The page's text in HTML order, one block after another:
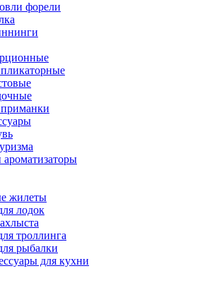
форели
жилеты
лодок
троллинга
рыбалки
для кухни